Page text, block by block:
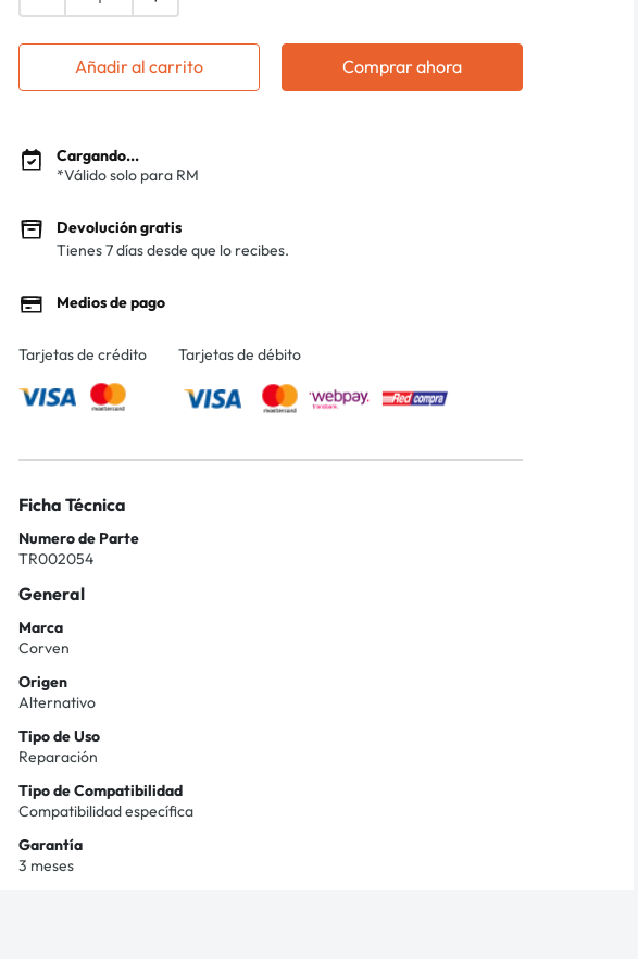
Añadir al carrito Comprar ahora
Cargando...
*Válido solo para RM
Devolución gratis
Tienes 7 días desde que lo recibes.
Medios de pago
Tarjetas de crédito Tarjetas de débito
Ficha Técnica
Numero de Parte
TR002054
General
Marca
Corven
Origen
Alternativo
Tipo de Uso
Reparación
Tipo de Compatibilidad
Compatibilidad específica
Garantía
3 meses